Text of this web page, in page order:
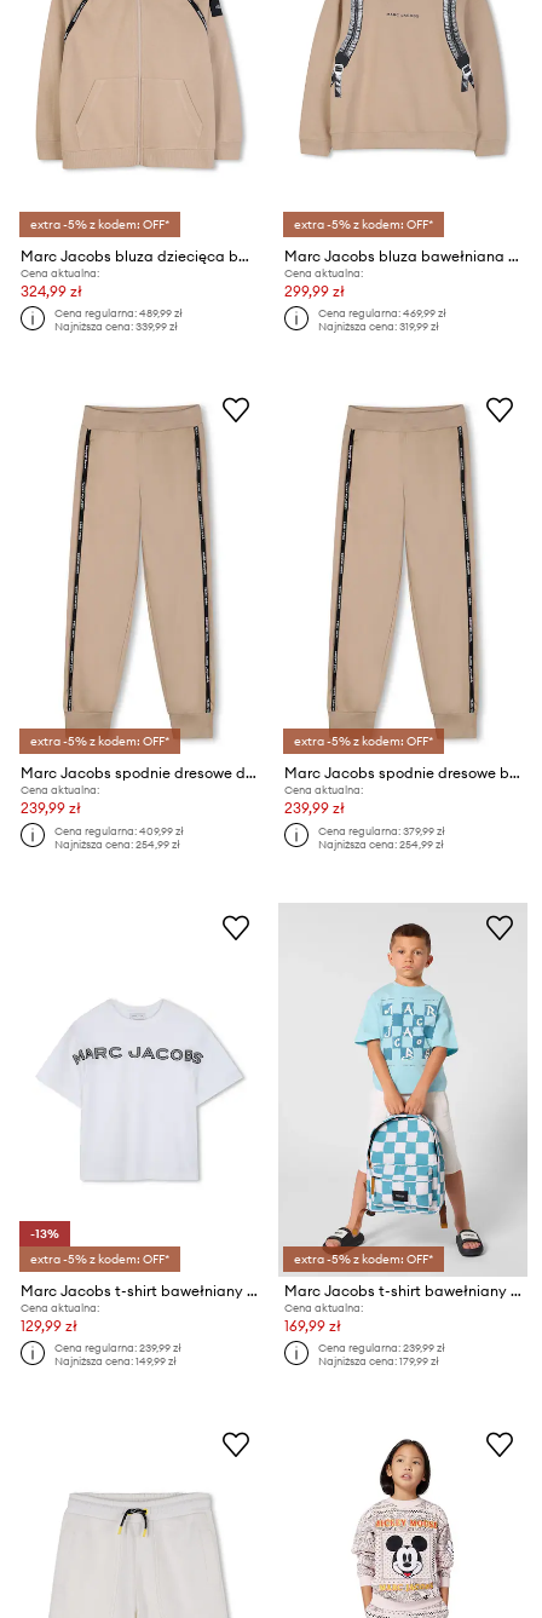
extra -5% z kodem: OFF*
Marc Jacobs bluza dziecięca bawełniana
Cena aktualna:
324,99 zł
Cena regularna:489,99 zł
Najniższa cena:339,99 zł
extra -5% z kodem: OFF*
Marc Jacobs bluza bawełniana dziecięca
Cena aktualna:
299,99 zł
Cena regularna:469,99 zł
Najniższa cena:319,99 zł
extra -5% z kodem: OFF*
Marc Jacobs spodnie dresowe dziecięce
Cena aktualna:
239,99 zł
Cena regularna:409,99 zł
Najniższa cena:254,99 zł
extra -5% z kodem: OFF*
Marc Jacobs spodnie dresowe bawełniane dziecięce
Cena aktualna:
239,99 zł
Cena regularna:379,99 zł
Najniższa cena:254,99 zł
-13%
extra -5% z kodem: OFF*
Marc Jacobs t-shirt bawełniany lounge
Cena aktualna:
129,99 zł
Cena regularna:239,99 zł
Najniższa cena:149,99 zł
extra -5% z kodem: OFF*
Marc Jacobs t-shirt bawełniany dziecięcy
Cena aktualna:
169,99 zł
Cena regularna:239,99 zł
Najniższa cena:179,99 zł